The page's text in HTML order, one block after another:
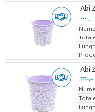
Abi
??? -,--
Abi
??? -,--